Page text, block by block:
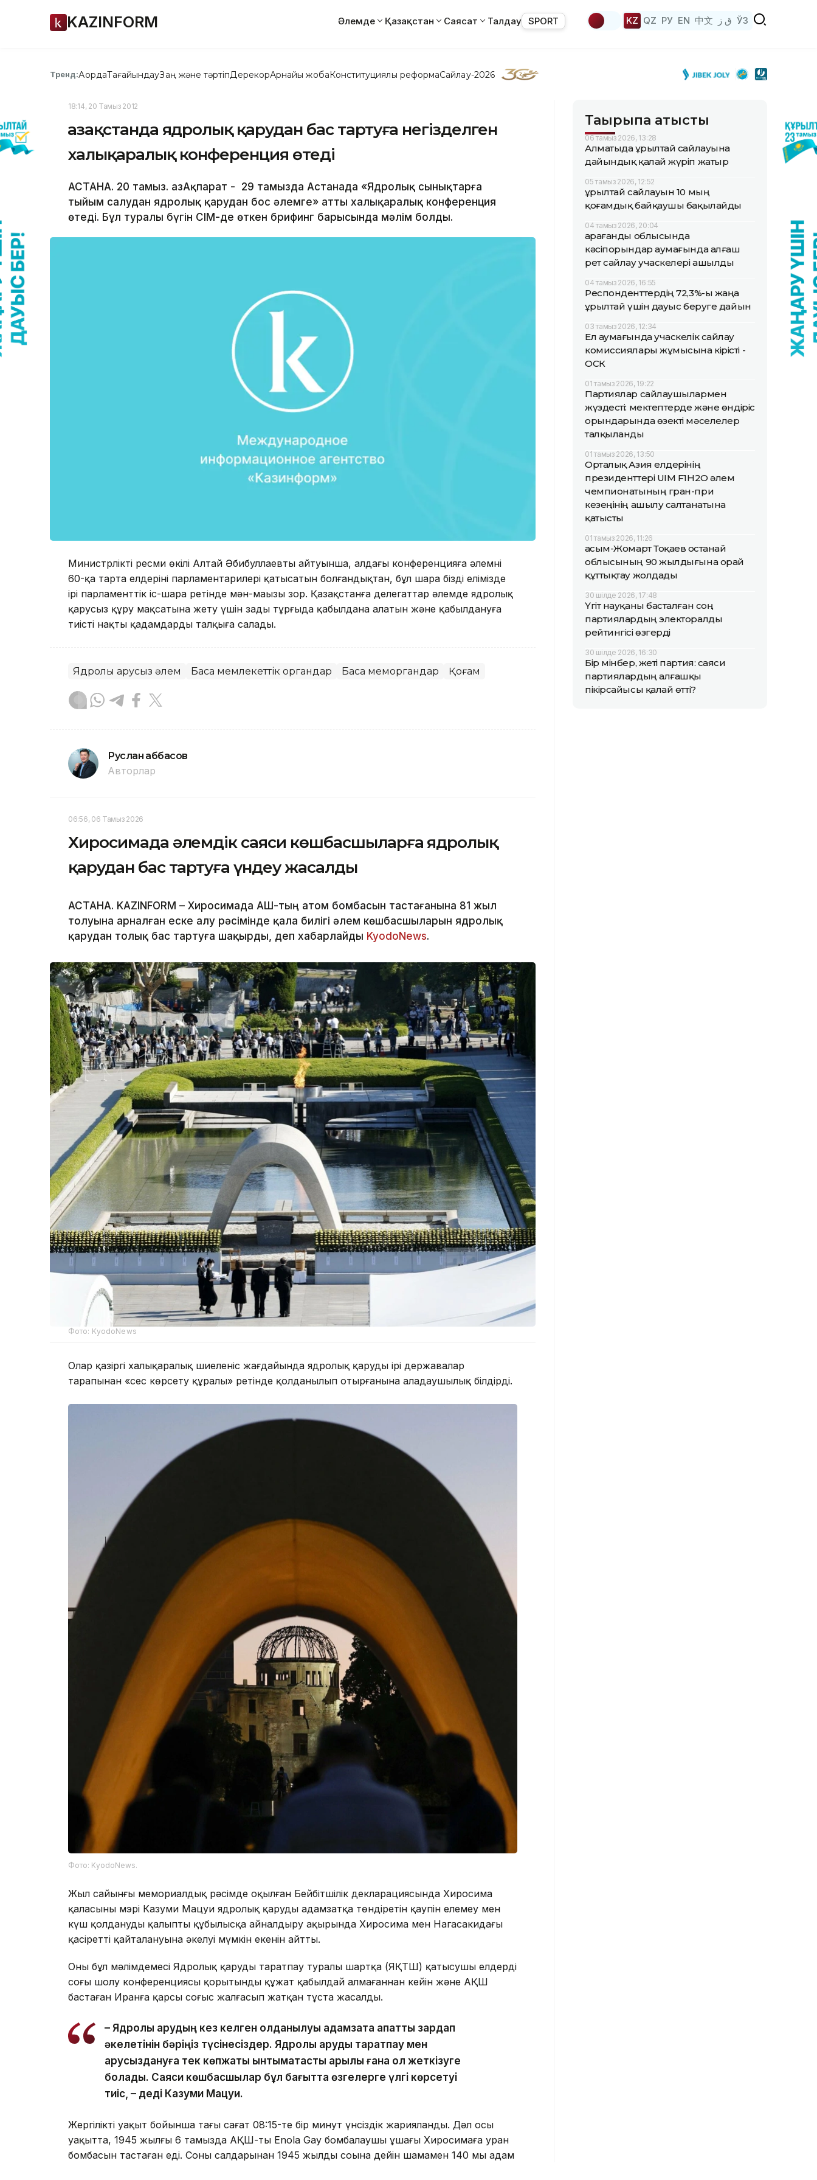
KAZINFORM Әлемде Қазақстан Саясат Талдау SPORT KZ QZ РУ EN 中文 ق ز ЎЗ
Тренд:АқордаТағайындауЗаң және тәртіпДерекқорАрнайы жобаКонституциялық реформаСайлау-2026
18:14, 20 Тамыз 2012
Қазақстанда ядролық қарудан бас тартуға негізделген
халықаралық конференция өтеді
АСТАНА. 20 тамыз. ҚазАқпарат - 29 тамызда Астанада «Ядролық сынықтарға
тыйым салудан ядролық қарудан бос әлемге» атты халықаралық конференция
өтеді. Бұл туралы бүгін СІМ-де өткен брифинг барысында мәлім болды.
Министрліктің ресми өкілі Алтай Әбибуллаевтың айтуынша, алдағы конференцияға әлемнің
60-қа тарта елдерінің парламентарилері қатысатын болғандықтан, бұл шара біздің елімізде
ірі парламенттік іс-шара ретінде мән-маңызы зор. Қазақстанға делегаттар әлемде ядролық
қарусыз құру мақсатына жету үшін заңды тұрғыда қабылдана алатын және қабылдануға
тиісті нақты қадамдарды талқыға салады.
Ядролық қарусыз әлем Басқа мемлекеттік органдар Басқа меморгандар Қоғам
Руслан Ғаббасов
Авторлар
06:56, 06 Тамыз 2026
Хиросимада әлемдік саяси көшбасшыларға ядролық
қарудан бас тартуға үндеу жасалды
АСТАНА. KAZINFORM – Хиросимада АҚШ-тың атом бомбасын тастағанына 81 жыл
толуына арналған еске алу рәсімінде қала билігі әлем көшбасшыларын ядролық
қарудан толық бас тартуға шақырды, деп хабарлайды KyodoNews.
Фото: KyodoNews
Олар қазіргі халықаралық шиеленіс жағдайында ядролық қарудың ірі державалар
тарапынан «сес көрсету құралы» ретінде қолданылып отырғанына алаңдаушылық білдірді.
Фото: KyodoNews.
Жыл сайынғы мемориалдық рәсімде оқылған Бейбітшілік декларациясында Хиросима
қаласының мэрі Казуми Мацуи ядролық қарудың адамзатқа төндіретін қаупін елемеу мен
күш қолдануды қалыпты құбылысқа айналдыру ақырында Хиросима мен Нагасакидағы
қасіреттің қайталануына әкелуі мүмкін екенін айтты.
Оның бұл мәлімдемесі Ядролық қаруды таратпау туралы шартқа (ЯҚТШ) қатысушы елдердің
соңғы шолу конференциясы қорытынды құжат қабылдай алмағаннан кейін және АҚШ
бастаған Иранға қарсы соғыс жалғасып жатқан тұста жасалды.
– Ядролық қарудың кез келген қолданылуы адамзатқа апатты зардап
әкелетінін бәріңіз түсінесіздер. Ядролық қаруды таратпау мен
қарусыздануға тек көпжақты ынтымақтастық арқылы ғана қол жеткізуге
болады. Саяси көшбасшылар бұл бағытта өзгелерге үлгі көрсетуі
тиіс, – деді Казуми Мацуи.
Жергілікті уақыт бойынша таңғы сағат 08:15-те бір минут үнсіздік жарияланды. Дәл осы
уақытта, 1945 жылғы 6 тамызда АҚШ-тың Enola Gay бомбалаушы ұшағы Хиросимаға уран
бомбасын тастаған еді. Соның салдарынан 1945 жылдың соңына дейін шамамен 140 мың адам
Тақырыпқа қатысты
06 тамыз 2026, 13:28
Алматыда Құрылтай сайлауына
дайындық қалай жүріп жатыр
05 тамыз 2026, 12:52
Құрылтай сайлауын 10 мың
қоғамдық байқаушы бақылайды
04 тамыз 2026, 20:04
Қарағанды облысында
кәсіпорындар аумағында алғаш
рет сайлау учаскелері ашылды
04 тамыз 2026, 16:55
Респонденттердің 72,3%-ы жаңа
Құрылтай үшін дауыс беруге дайын
03 тамыз 2026, 12:34
Ел аумағында учаскелік сайлау
комиссиялары жұмысына кірісті -
ОСК
01 тамыз 2026, 19:22
Партиялар сайлаушылармен
жүздесті: мектептерде және өндіріс
орындарында өзекті мәселелер
талқыланды
01 тамыз 2026, 13:50
Орталық Азия елдерінің
президенттері UIM F1H2O әлем
чемпионатының гран-при
кезеңінің ашылу салтанатына
қатысты
01 тамыз 2026, 11:26
Қасым-Жомарт Тоқаев Қостанай
облысының 90 жылдығына орай
құттықтау жолдады
30 шілде 2026, 17:48
Үгіт науқаны басталған соң
партиялардың электоралды
рейтингісі өзгерді
30 шілде 2026, 16:30
Бір мінбер, жеті партия: саяси
партиялардың алғашқы
пікірсайысы қалай өтті?